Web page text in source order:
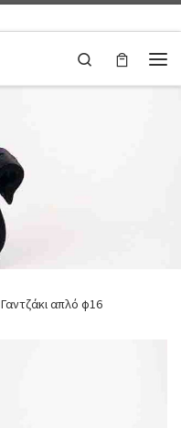
Search
Γαντζάκι απλό φ16